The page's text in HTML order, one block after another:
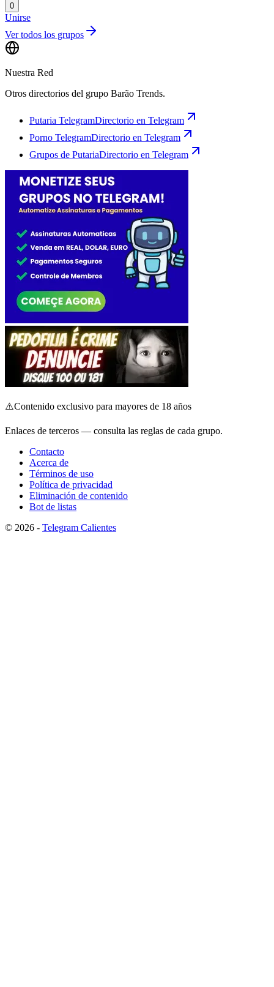
0
Unirse
Ver todos los grupos
Nuestra Red
Otros directorios del grupo Barão Trends.
Putaria TelegramDirectorio en Telegram
Porno TelegramDirectorio en Telegram
Grupos de PutariaDirectorio en Telegram
⚠️Contenido exclusivo para mayores de 18 años
Enlaces de terceros — consulta las reglas de cada grupo.
Contacto
Acerca de
Términos de uso
Política de privacidad
Eliminación de contenido
Bot de listas
© 2026 - Telegram Calientes